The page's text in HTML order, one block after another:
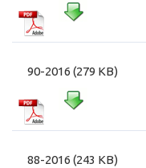
90-2016 (279 KB)
88-2016 (243 KB)